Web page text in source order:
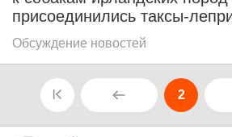
присоединились таксы-
Обсуждение новостей
2